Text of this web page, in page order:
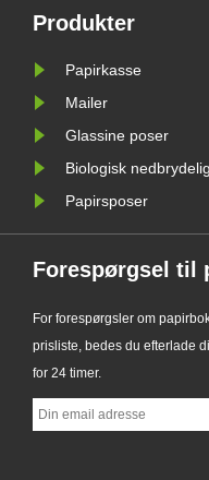
Produkter
Papirkasse
Mailer
Glassine poser
Biologisk
Papirsposer
Forespørgsel til
For forespørgsler om
prisliste, bedes du efterlade
for 24 timer.